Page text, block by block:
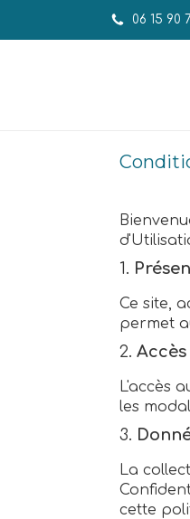
06 15 90
1.
Ce site,
permet
2.
L'accès
les
3.
La
cette